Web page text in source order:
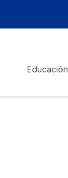
Educación